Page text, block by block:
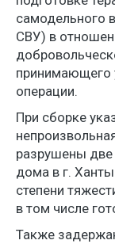
самодельного
СВУ) в
принимающего
операции.
При сборке
разрушены две
дома в г.
степени
в том числе
Также